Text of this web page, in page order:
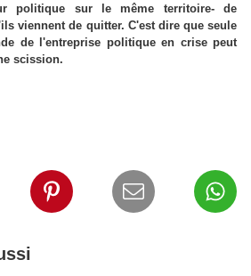
politique sur le même territoire- de
viennent de quitter. C'est dire que seule
de l'entreprise politique en crise peut
scission.